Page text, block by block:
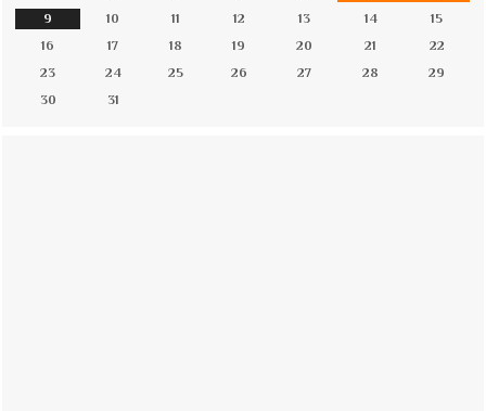
9
10 11 12 13 14
15
16
17 18 19 20 21
22
23
24 25 26 27 28
29
30
31